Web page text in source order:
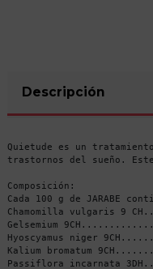
Descripción
Quietude es un
trastornos del sueño.
Composición:
Cada 100 g de JARABE
Chamomilla vulgaris 9
Gelsemium
Hyoscyamus niger
Kalium bromatum
Passiflora incarnata